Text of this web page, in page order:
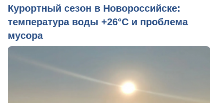
Курортный сезон в Новороссийске:
температура воды +26°C и проблема
мусора